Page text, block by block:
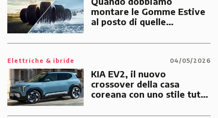
montare le Gomme Estive
al posto di quelle
Elettriche & ibride 04/05/2026
KIA EV2, il nuovo
crossover della casa
coreana con uno stile tutto